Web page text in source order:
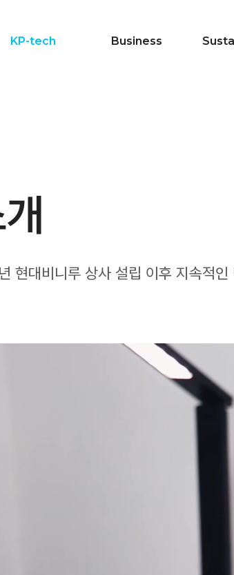
KP-tech
Business
현대비니루 상사 설립 이후 지속적인